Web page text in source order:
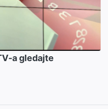
a gledajte